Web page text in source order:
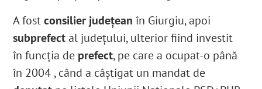
A fostconsilier județean în Giurgiu, apoi
subprefectal județului,ulterior fiind investit
în funcția de prefect, pe care a ocupat-o până
în 2004 , când a câștigat un mandat de